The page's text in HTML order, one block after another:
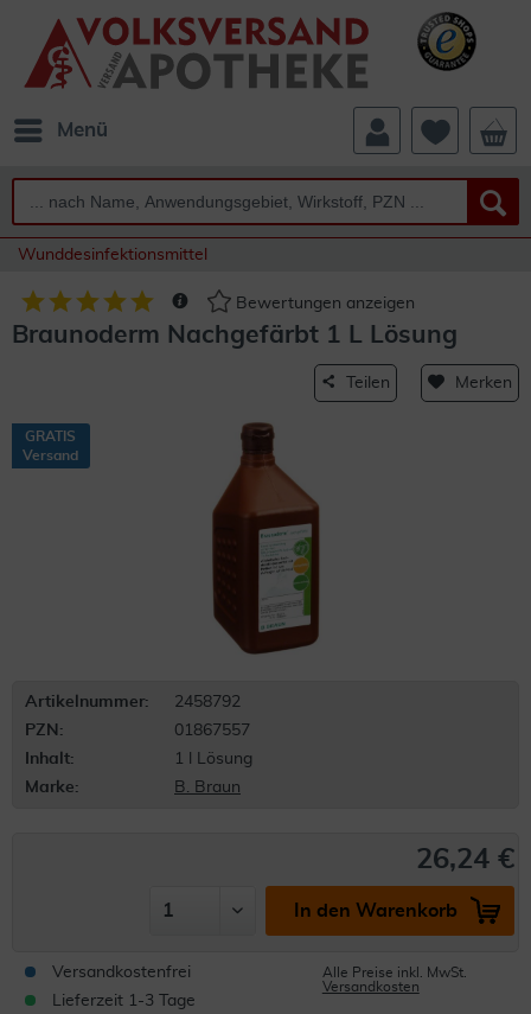
Menü
Wunddesinfektionsmittel
Bewertungen anzeigen
Braunoderm Nachgefärbt 1 L Lösung
Teilen Merken
GRATIS
Versand
Artikelnummer:
2458792
PZN:
01867557
Inhalt:
1 l Lösung
Marke:
B. Braun
26,24 €
In den Warenkorb
Versandkostenfrei
Lieferzeit 1-3 Tage
Alle Preise inkl. MwSt.
Versandkosten